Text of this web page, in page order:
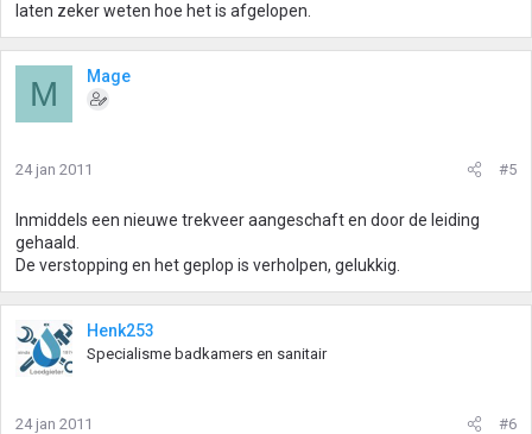
laten zeker weten hoe het is afgelopen.
M Mage
24 jan 2011 #5
Inmiddels een nieuwe trekveer aangeschaft en door de leiding
gehaald.
De verstopping en het geplop is verholpen, gelukkig.
Henk253
Specialisme badkamers en sanitair
24 jan 2011 #6